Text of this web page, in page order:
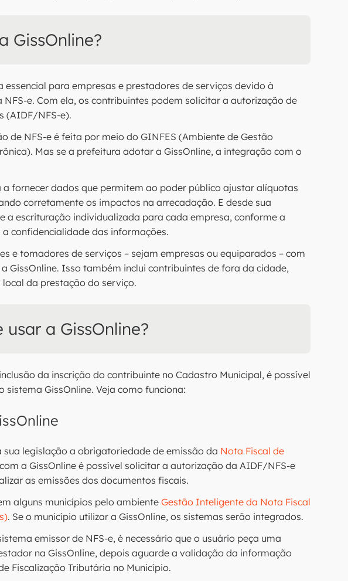
GissOnline?
essencial para empresas e prestadores de serviços devido à
e. Com ela, os contribuintes podem solicitar a autorização de
(AIDF/NFS-e).
de NFS-e é feita por meio do GINFES (Ambiente de Gestão
Mas se a prefeitura adotar a GissOnline, a integração com o
a fornecer dados que permitem ao poder público ajustar alíquotas
corretamente os impactos na arrecadação. E desde sua
a escrituração individualizada para cada empresa, conforme a
confidencialidade das informações.
e tomadores de serviços – sejam empresas ou equiparados – com
GissOnline. Isso também inclui contribuintes de fora da cidade,
da prestação do serviço.
a GissOnline?
da inscrição do contribuinte no Cadastro Municipal, é possível
sistema GissOnline. Veja como funciona:
legislação a obrigatoriedade de emissão da Nota Fiscal de
a GissOnline é possível solicitar a autorização da AIDF/NFS-e
as emissões dos documentos fiscais.
alguns municípios pelo ambiente Gestão Inteligente da Nota Fiscal
. Se o município utilizar a GissOnline, os sistemas serão integrados.
emissor de NFS-e, é necessário que o usuário peça uma
na GissOnline, depois aguarde a validação da informação
Fiscalização Tributária no Município.